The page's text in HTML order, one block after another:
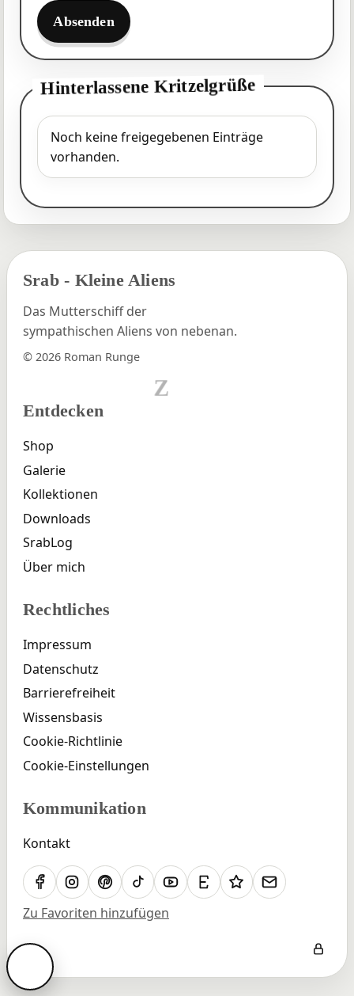
Absenden
Hinterlassene Kritzelgrüße
Noch keine freigegebenen Einträge
vorhanden.
Srab - Kleine Aliens
Das Mutterschiff der
sympathischen Aliens von nebenan.
© 2026 Roman Runge
Z
Entdecken
Shop
Galerie
Kollektionen
Downloads
SrabLog
Über mich
Rechtliches
Impressum
Datenschutz
Barrierefreiheit
Wissensbasis
Cookie-Richtlinie
Cookie-Einstellungen
Kommunikation
Kontakt
FacebookInstagram
Pinterest
TikTokYouTube
Etsy Wonderlink
E-Mail
Zu Favoriten hinzufügen